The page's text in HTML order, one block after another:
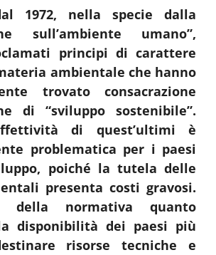
1972, nella specie dalla
sull’ambiente umano”,
principi di carattere
ambientale che hanno
trovato consacrazione
di “sviluppo sostenibile”.
di quest’ultimi è
problematica per i paesi
poiché la tutela delle
presenta costi gravosi.
della normativa quanto
disponibilità dei paesi più
risorse tecniche e